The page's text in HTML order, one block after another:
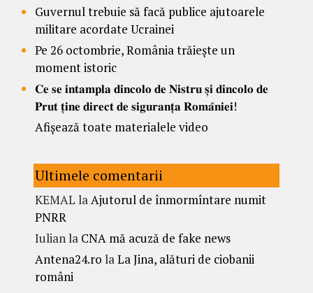
Guvernul trebuie să facă publice ajutoarele
militare acordate Ucrainei
Pe 26 octombrie, România trăiește un
moment istoric
𝐂𝐞 𝐬𝐞 𝐢𝐧𝐭𝐚𝐦𝐩𝐥𝐚 𝐝𝐢𝐧𝐜𝐨𝐥𝐨 𝐝𝐞 𝐍𝐢𝐬𝐭𝐫𝐮 𝐬̦𝐢 𝐝𝐢𝐧𝐜𝐨𝐥𝐨 𝐝𝐞
𝐏𝐫𝐮𝐭 𝐭̦𝐢𝐧𝐞 𝐝𝐢𝐫𝐞𝐜𝐭 𝐝𝐞 𝐬𝐢𝐠𝐮𝐫𝐚𝐧𝐭̦𝐚 𝐑𝐨𝐦𝐚̂𝐧𝐢𝐞𝐢!
Afișează toate materialele video
Ultimele comentarii
KEMAL laAjutorul de înmormîntare numit
PNRR
Iulianla CNA mă acuză de fake news
Antena24.ro laLa Jina, alături de ciobanii
români